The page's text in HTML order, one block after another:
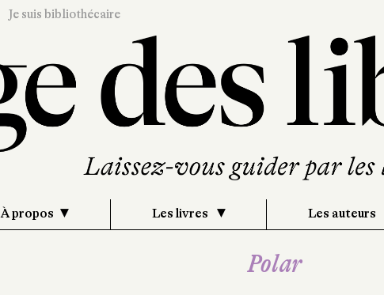
Je suis bibliothécaire
À propos Les livres Les auteurs
Polar